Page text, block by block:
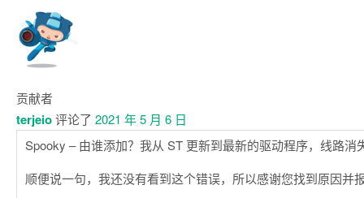
贡献者
terjeio评论了 2021 年 5 月 6 日
Spooky – 由谁添加？我从 ST 更新到最新的驱动程序，线路
顺便说一句，我还没有看到这个错误，所以感谢您找到原因并